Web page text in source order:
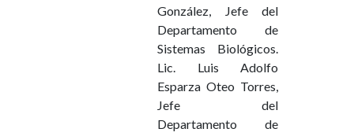
González, Jefe del
Departamento de
Sistemas Biológicos.
Lic. Luis Adolfo
Esparza Oteo Torres,
Jefe del
Departamento de